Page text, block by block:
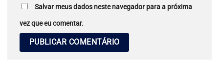
Salvar meus dados neste navegador para a próxima
vez que eu comentar.